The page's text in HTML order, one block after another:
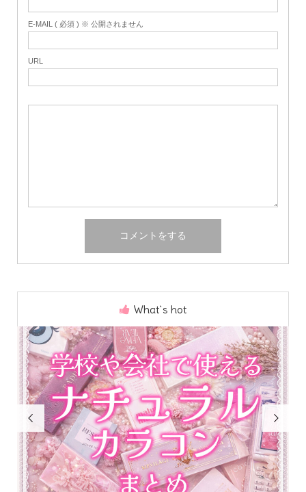
E-MAIL ( 必須 ) ※ 公開されません
URL
What`s hot
 
Home Share Search Contact